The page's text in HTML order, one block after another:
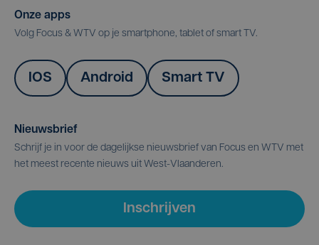
Onze apps
Volg Focus & WTV op je smartphone, tablet of smart TV.
IOS Android Smart TV
Nieuwsbrief
Schrijf je in voor de dagelijkse nieuwsbrief van Focus en WTV met
het meest recente nieuws uit West-Vlaanderen.
Inschrijven